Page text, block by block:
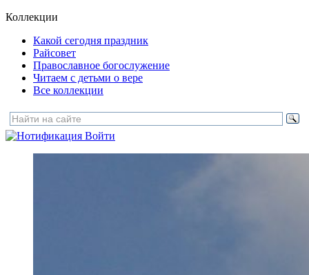
Коллекции
Какой сегодня праздник
Райсовет
Православное богослужение
Читаем с детьми о вере
Все коллекции
Войти